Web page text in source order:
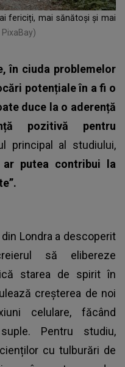
fericiți, mai sănătoși și mai
în ciuda problemelor
potențiale în a fi o
duce la o aderență
pozitivă pentru
principal al studiului,
ar putea contribui la
Londra a descoperit
să elibereze
starea de spirit în
creșterea de noi
celulare, făcând
Pentru studiu,
cu tulburări de